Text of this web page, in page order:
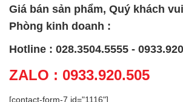
Giá bán sản phẩm, Quý khách
Phòng kinh doanh :
Hotline : 028.3504.5555 -
ZALO : 0933.920.505
[contact-form-7 id="1116"]